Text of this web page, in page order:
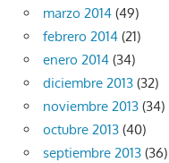
marzo 2014 (49)
febrero 2014 (21)
enero 2014 (34)
diciembre 2013 (32)
noviembre 2013 (34)
octubre 2013 (40)
septiembre 2013 (36)